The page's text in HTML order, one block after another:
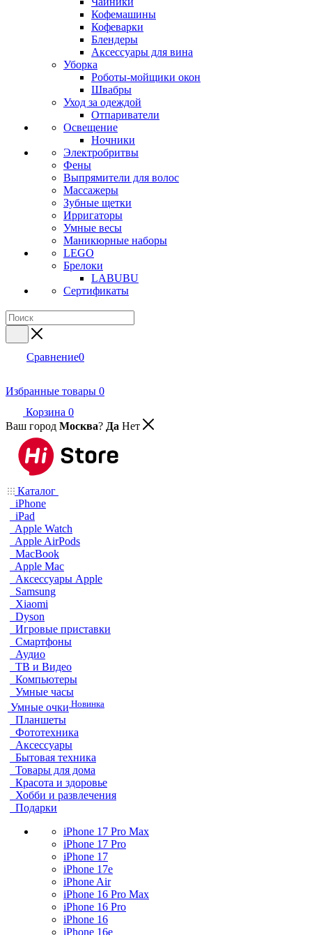
Кофемашины
Кофеварки
Блендеры
Аксессуары для вина
Уборка
Роботы-мойщики окон
Швабры
Уход за одеждой
Отпариватели
Освещение
Ночники
Электробритвы
Фены
Выпрямители для волос
Массажеры
Зубные щетки
Ирригаторы
Умные весы
Маникюрные наборы
LEGO
Брелоки
LABUBU
Сертификаты
Сравнение0
Избранные товары 0
Корзина 0
Ваш город Москва? Да Нет
Каталог
iPhone
iPad
Apple Watch
Apple AirPods
MacBook
Apple Mac
Аксессуары Apple
Samsung
Xiaomi
Dyson
Игровые приставки
Смартфоны
Аудио
ТВ и Видео
Компьютеры
Умные часы
Умные очки Новинка
Планшеты
Фототехника
Аксессуары
Бытовая техника
Товары для дома
Красота и здоровье
Хобби и развлечения
Подарки
iPhone 17 Pro Max
iPhone 17 Pro
iPhone 17
iPhone 17e
iPhone Air
iPhone 16 Pro Max
iPhone 16 Pro
iPhone 16
iPhone 16e